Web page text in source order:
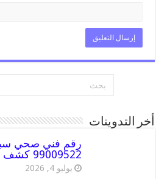
أخر التدوينات
99009522 كشف تسربات وتسليك مجاري
يوليو 4, 2026